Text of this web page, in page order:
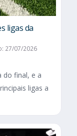
ligas da
27/07/2026
do final, e a
ligas a